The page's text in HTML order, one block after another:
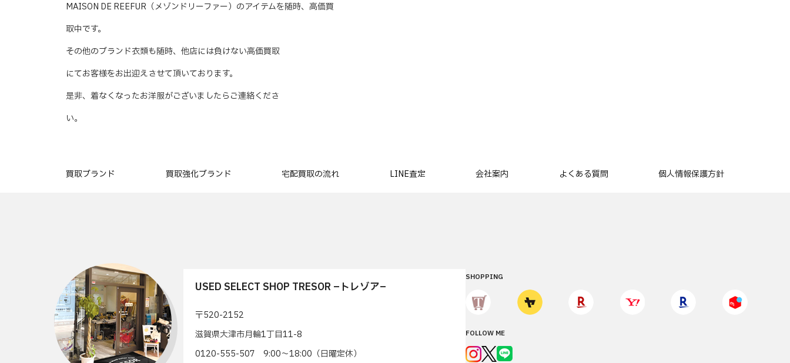
MAISON DE REEFUR（メゾンドリーファー）のアイテムを随時、高価買
取中です。
その他のブランド衣類も随時、他店には負けない高価買取
にてお客様をお出迎えさせて頂いております。
是非、着なくなったお洋服がございましたらご連絡くださ
い。
買取ブランド 買取強化ブランド 宅配買取の流れ LINE査定 会社案内 よくある質問 個人情報保護方針
USED SELECT SHOP TRESOR –トレゾア–
〒520-2152
滋賀県大津市月輪1丁目11-8
0120-555-507 9:00〜18:00（日曜定休）
SHOPPING
FOLLOW ME